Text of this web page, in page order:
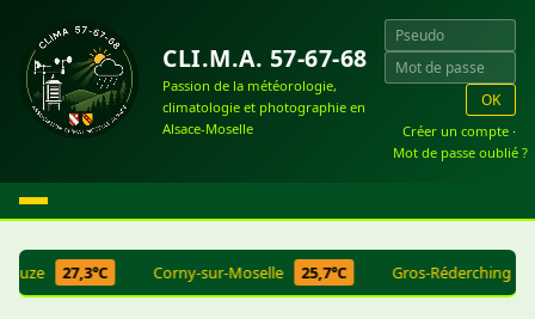
CLI.M.A. 57-67-68
Passion de la météorologie,
climatologie et photographie en
Alsace-Moselle
OK
Créer un compte ·
Mot de passe oublié ?
27,3°C Corny-sur-Moselle 25,7°C Gros-Réderching